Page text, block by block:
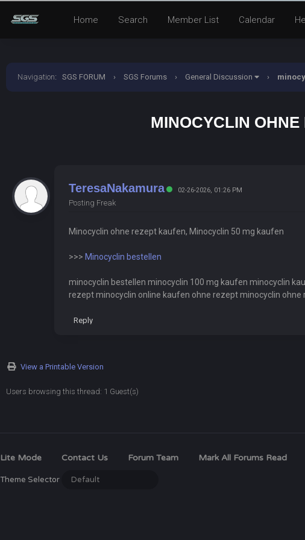
Home Search Member List Calendar
Navigation: SGS FORUM › SGS Forums › General Discussion ›
MINOCYCLIN
TeresaNakamura 02-26-2026, 01:26 PM
Posting Freak
Minocyclin ohne rezept kaufen, Minocyclin 50 mg kaufen
>>> Minocyclin bestellen
minocyclin bestellen minocyclin 100 mg kaufen minocyclin
rezept minocyclin online kaufen ohne rezept minocyclin ohne
Reply
View a Printable Version
Users browsing this thread: 1 Guest(s)
Lite Mode Contact Us Forum Team Mark All Forums Read
Theme Selector